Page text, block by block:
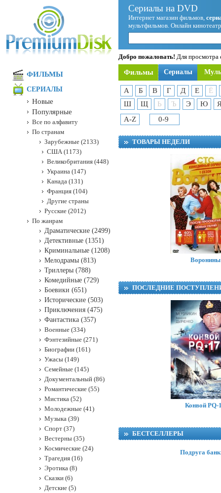
Сериалы на DVD
Интернет магазин фильмов,
мультфильмов. Онлайн
Добро пожаловать! Для просмотра
Фильмы Сериалы
А Б В Г Д Е
Ё
Ш
Щ Ь Ъ Э Ю
A-Z
0-9
ТОВАРЫ НЕДЕЛИ
Воронины
ПОСЛЕДНИЕ
Конвой PQ-
БЕСТСЕЛЛЕРЫ
Подруга
ФИЛЬМЫ
СЕРИАЛЫ
Новые
Популярные
Все по алфавиту
По странам
Зарубежные (2133)
США (1173)
Великобритания (448)
Украина (147)
Канада (131)
Франция (104)
Другие страны
Русские (2012)
По жанрам
Драматические (2499)
Детективные (1351)
Криминальные (1208)
Мелодрамы (813)
Триллеры (788)
Комедийные (729)
Боевики (651)
Исторические (503)
Приключения (475)
Фантастика (357)
Военные (334)
Фэнтезийные (271)
Биографии (161)
Ужасы (149)
Семейные (145)
Документальный (86)
Романтические (55)
Мистика (52)
Молодежные (41)
Музыка (39)
Спорт (37)
Вестерны (35)
Космические (24)
Трагедия (16)
Эротика (8)
Сказки (6)
Детские (5)